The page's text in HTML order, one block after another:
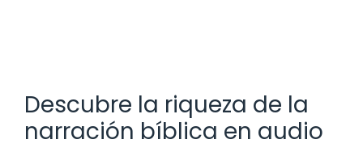
Descubre la riqueza de la
narración bíblica en audio